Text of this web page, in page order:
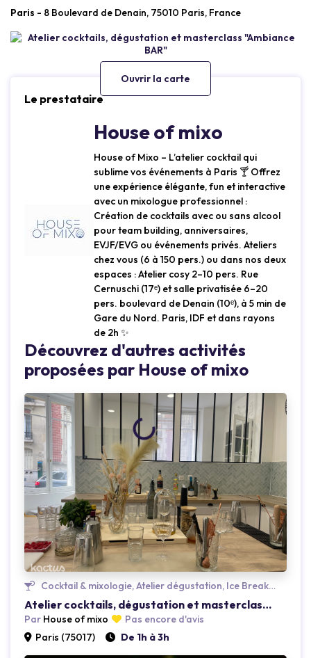
Paris - 8 Boulevard de Denain, 75010 Paris, France
Ouvrir la carte
Le prestataire
House of mixo
House of Mixo – L’atelier cocktail qui
sublime vos événements à Paris 🍸 Offrez
une expérience élégante, fun et interactive
avec un mixologue professionnel :
Création de cocktails avec ou sans alcool
pour team building, anniversaires,
EVJF/EVG ou événements privés. Ateliers
chez vous (6 à 150 pers.) ou dans nos deux
espaces : Atelier cosy 2–10 pers. Rue
Cernuschi (17ᵉ) et salle privatisée 6–20
pers. boulevard de Denain (10ᵉ), à 5 min de
Gare du Nord. Paris, IDF et dans rayons
de 2h ✨
Découvrez d'autres activités
proposées par House of mixo
Loading...
Cocktail & mixologie, Atelier dégustation, Ice Breaker
Atelier cocktails, dégustation et masterclass à l'atelier
Par House of mixo
Pas encore d'avis
Paris (75017)
De 1h à 3h